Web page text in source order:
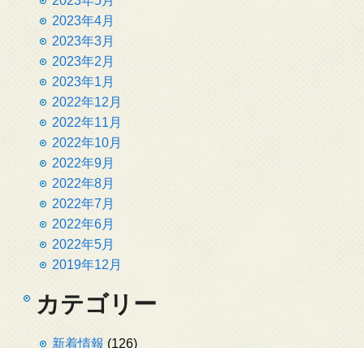
2023年4月
2023年3月
2023年2月
2023年1月
2022年12月
2022年11月
2022年10月
2022年9月
2022年8月
2022年7月
2022年6月
2022年5月
2019年12月
カテゴリー
新着情報 (126)